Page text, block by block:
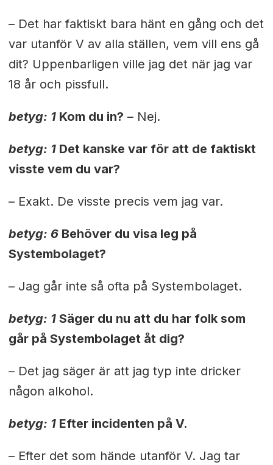
– Det har faktiskt bara hänt en gång och det
var utanför V av alla ställen, vem vill ens gå
dit? Uppenbarligen ville jag det när jag var
18 år och pissfull.
betyg: 1Kom du in? – Nej.
betyg: 1Det kanske var för att de faktiskt
visste vem du var?
– Exakt. De visste precis vem jag var.
betyg: 6Behöver du visa leg på
Systembolaget?
– Jag går inte så ofta på Systembolaget.
betyg: 1Säger du nu att du har folk som
går på Systembolaget åt dig?
– Det jag säger är att jag typ inte dricker
någon alkohol.
betyg: 1Efter incidenten på V.
– Efter det som hände utanför V. Jag tar